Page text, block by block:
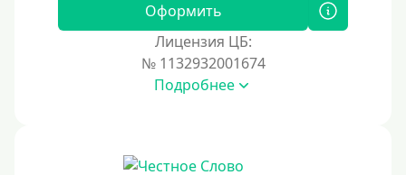
Оформить
Лицензия ЦБ:
№ 1132932001674
Подробнее